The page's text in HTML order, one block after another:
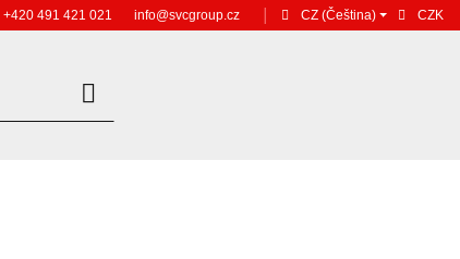
+420 491 421 021 info@svcgroup.cz CZ (Čeština) CZK